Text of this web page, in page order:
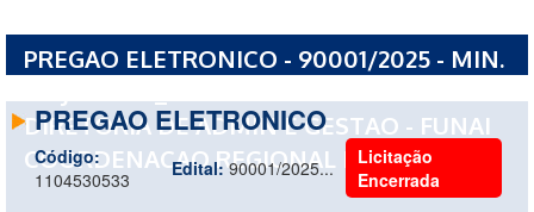
PREGAO ELETRONICO - 90001/2025 - MIN.
DIRETORIA DE ADMIN E GESTAO - FUNAI
COORDENACAO REGIONAL DE BOA
PREGAO ELETRONICO
Código:
1104530533
Edital:90001/2025...
Licitação
Encerrada